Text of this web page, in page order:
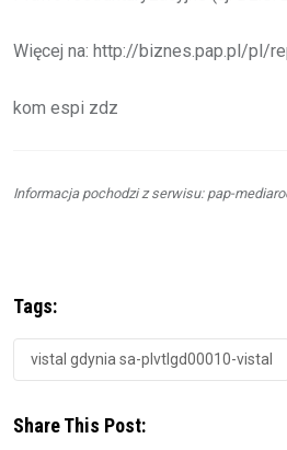
Więcej na: http://biznes.pap.pl/pl/
kom espi zdz
Informacja pochodzi z serwisu: pap-
Tags:
vistal gdynia sa-plvtlgd00010-vistal
Share This Post: